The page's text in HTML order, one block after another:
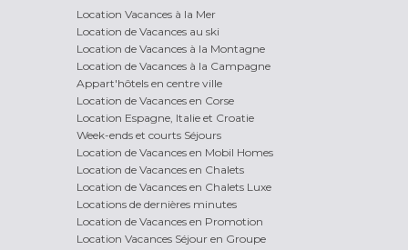
Location Vacances à la Mer
Location de Vacances au ski
Location de Vacances à la Montagne
Location de Vacances à la Campagne
Appart'hôtels en centre ville
Location de Vacances en Corse
Location Espagne, Italie et Croatie
Week-ends et courts Séjours
Location de Vacances en Mobil Homes
Location de Vacances en Chalets
Location de Vacances en Chalets Luxe
Locations de dernières minutes
Location de Vacances en Promotion
Location Vacances Séjour en Groupe